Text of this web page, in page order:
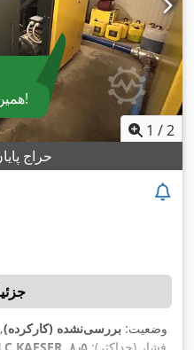
همین حالا خودتان به مزایده بگذارید!
1 /2
حراج
وضعیت: بررسی‌نشده (کارکرده)